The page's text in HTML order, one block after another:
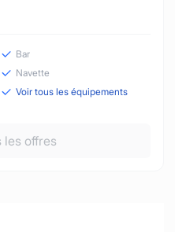
Bar
Navette
Voir tous les équipements
les offres